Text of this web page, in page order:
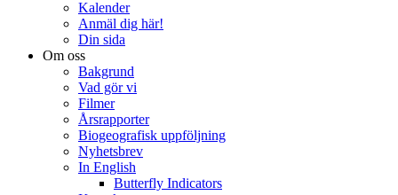
Kalender
Anmäl dig här!
Din sida
Om oss
Bakgrund
Vad gör vi
Filmer
Årsrapporter
Biogeografisk uppföljning
Nyhetsbrev
In English
Butterfly Indicators